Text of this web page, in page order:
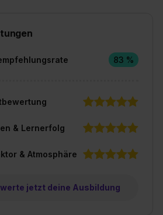
83 %
& Lernerfolg
& Atmosphäre
jetzt deine Ausbildung